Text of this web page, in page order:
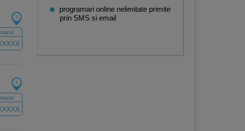
3
4
programari online nelimitate primite
prin SMS si email